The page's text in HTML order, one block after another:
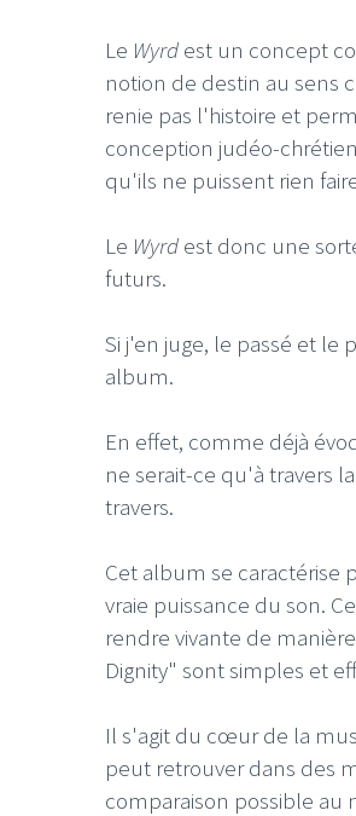
Le Wyrd est un concept
notion de destin au sens
renie pas l'histoire et
conception judéo-
qu'ils ne puissent rien
Le Wyrd est donc une
futurs.
Si j'en juge, le passé et le
album.
En effet, comme déjà
ne serait-ce qu'à travers
travers.
Cet album se caractérise
vraie puissance du son.
rendre vivante de
Dignity" sont simples et
Il s'agit du cœur de la
peut retrouver dans des
comparaison possible au